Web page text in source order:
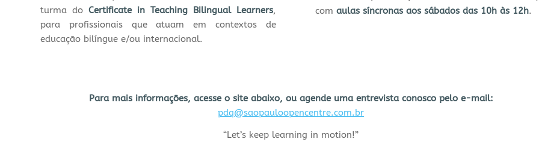
turma do Certificate in Teaching Bilingual Learners,
para profissionais que atuam em contextos de
educação bilíngue e/ou internacional.
comaulas síncronas aos sábados das 10h às 12h.
Para mais informações, acesse o site abaixo, ou agende uma entrevista conosco pelo e-mail:
pdq@saopauloopencentre.com.br
“Let’s keep learning in motion!”